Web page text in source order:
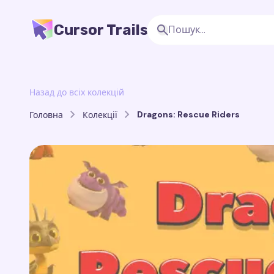
Cursor Trails
Назад до всіх колекцій
Головна Колекції Dragons: Rescue Riders